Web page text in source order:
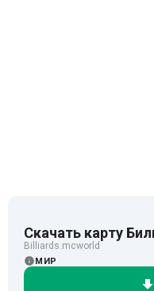
Скачать карту
Billiards.mcworld
МИР